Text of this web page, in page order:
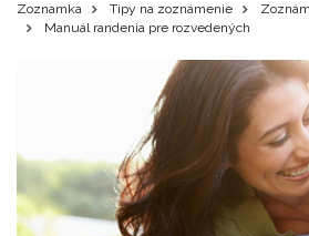
Zoznamka Tipy na zoznámenie
Manuál randenia pre rozvedených